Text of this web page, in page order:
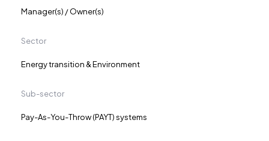
Manager(s) / Owner(s)
Sector
Energy transition & Environment
Sub-sector
Pay-As-You-Throw (PAYT) systems